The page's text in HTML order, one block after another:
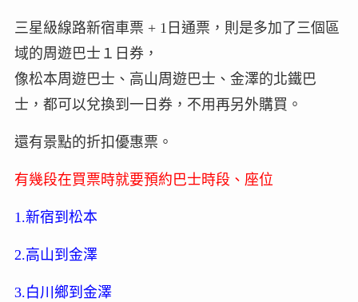
三星級線路新宿車票 + 1日通票，則是多加了三個區
域的周遊巴士１日券，
像松本周遊巴士、高山周遊巴士、金澤的北鐵巴
士，都可以兌換到一日券，不用再另外購買。
還有景點的折扣優惠票。
有幾段在買票時就要預約巴士時段、座位
1.新宿到松本
2.高山到金澤
3.白川鄉到金澤